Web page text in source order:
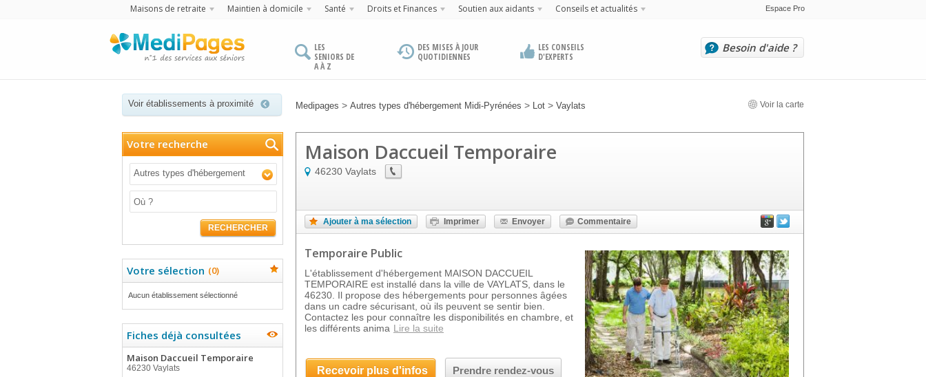
Maisons de retraite Maintien à domicile Santé Droits et Finances Soutien aux aidants Conseils et actualités Espace Pro
LES
SENIORS DE
A À Z
DES MISES À JOUR
QUOTIDIENNES
LES CONSEILS
D'EXPERTS
Besoin d'aide ?
Voir établissements à proximité Medipages > Autres types d'hébergement Midi-Pyrénées > Lot > Vaylats Voir la carte
Votre recherche
Autres types d'hébergement
RECHERCHER
Votre sélection (0)
Aucun établissement sélectionné
Fiches déjà consultées
Maison Daccueil Temporaire
46230 Vaylats
Maison Daccueil Temporaire
46230 Vaylats
Ajouter à ma sélection Imprimer Envoyer Commentaire
Temporaire Public
L'établissement d'hébergement MAISON DACCUEIL
TEMPORAIRE est installé dans la ville de VAYLATS, dans le
46230. Il propose des hébergements pour personnes âgées
dans un cadre sécurisant, où ils peuvent se sentir bien.
Contactez les pour connaître les disponibilités en chambre, et
les différents anima Lire la suite
Recevoir plus d'infos Prendre rendez-vous